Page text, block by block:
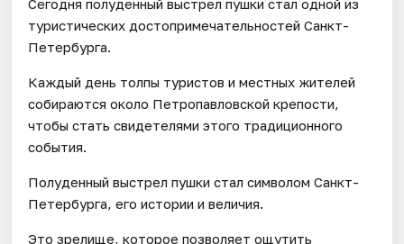
Сегодня полуденный выстрел пушки стал одной из
туристических достопримечательностей Санкт-
Петербурга.
Каждый день толпы туристов и местных жителей
собираются около Петропавловской крепости,
чтобы стать свидетелями этого традиционного
события.
Полуденный выстрел пушки стал символом Санкт-
Петербурга, его истории и величия.
Это зрелище, которое позволяет ощутить